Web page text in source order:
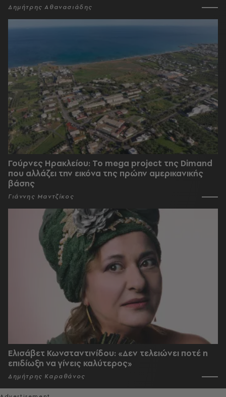
Δημήτρης Αθανασιάδης
Γούρνες Ηρακλείου: To mega project της Dimand
που αλλάζει την εικόνα της πρώην αμερικανικής
βάσης
Γιάννης Μαντζίκος
Ελισάβετ Κωνσταντινίδου: «Δεν τελειώνει ποτέ η
επιδίωξη να γίνεις καλύτερος»
Δημήτρης Καραθάνος